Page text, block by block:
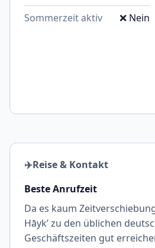
Sommerzeit aktiv
❌ Nein
✈️Reise & Kontakt
Beste Anrufzeit
Da es kaum
Hāyk’ zu den üblichen
Geschäftszeiten gut